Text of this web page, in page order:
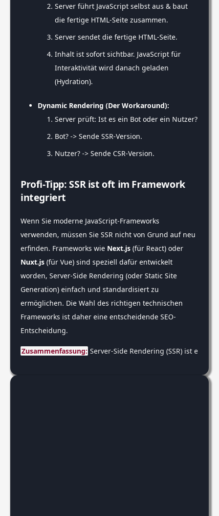
Server führt JavaScript selbst aus & baut
die fertige HTML-Seite zusammen.
Server sendet die fertige HTML-Seite.
Inhalt ist sofort sichtbar. JavaScript für
Interaktivität wird danach geladen
(Hydration).
Dynamic Rendering (Der Workaround):
Server prüft: Ist es ein Bot oder ein Nutzer?
Bot? -> Sende SSR-Version.
Nutzer? -> Sende CSR-Version.
Profi-Tipp: SSR ist oft im Framework
integriert
Wenn Sie moderne JavaScript-Frameworks
verwenden, müssen Sie SSR nicht von Grund auf neu
erfinden. Frameworks wie Next.js (für React) oder
Nuxt.js (für Vue) sind speziell dafür entwickelt
worden, Server-Side Rendering (oder Static Site
Generation) einfach und standardisiert zu
ermöglichen. Die Wahl des richtigen technischen
Frameworks ist daher eine entscheidende SEO-
Entscheidung.
Zusammenfassung: Server-Side Rendering (SSR) ist eine